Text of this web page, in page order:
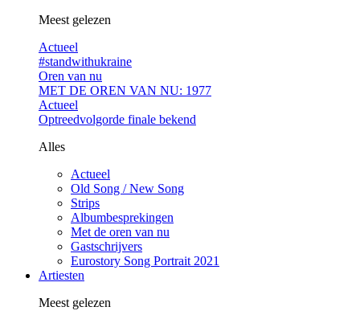
Meest gelezen
Actueel
#standwithukraine
Oren van nu
MET DE OREN VAN NU: 1977
Actueel
Optreedvolgorde finale bekend
Alles
Actueel
Old Song / New Song
Strips
Albumbesprekingen
Met de oren van nu
Gastschrijvers
Eurostory Song Portrait 2021
Artiesten
Meest gelezen